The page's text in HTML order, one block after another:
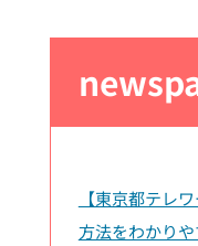
【東京都テレ
方法をわかり